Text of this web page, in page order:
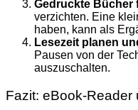
Gedruckte Bücher
verzichten. Eine
haben, kann als
Lesezeit planen
Pausen von der
auszuschalten.
Fazit: eBook-Reader